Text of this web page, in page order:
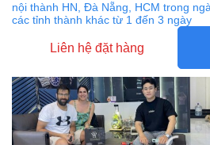
nội thành HN, Đà Nẵng, HCM trong
các tỉnh thành khác từ 1 đến 3 ngày
Liên hệ đặt hàng